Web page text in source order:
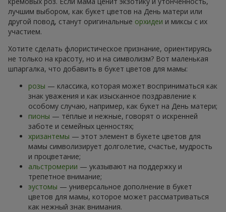
лучшим выбором, как букет цветов на День матери или
другой повод, станут оригинальные орхидеи и миксы с их
участием.
Хотите сделать флористическое признание, ориентируясь
не только на красоту, но и на символизм? Вот маленькая
шпаргалка, что добавить в букет цветов для мамы:
розы — классика, которая может восприниматься как
знак уважения и как изысканное поздравление к
особому случаю, например, как букет на День матери;
пионы — тёплые и нежные, говорят о искренней
заботе и семейных ценностях;
хризантемы — этот элемент в букете цветов для
мамы символизирует долголетие, счастье, мудрость
и процветание;
альстромерии — указывают на поддержку и
трепетное внимание;
эустомы — универсальное дополнение в букет
цветов для мамы, которое может рассматриваться
как нежный знак внимания.